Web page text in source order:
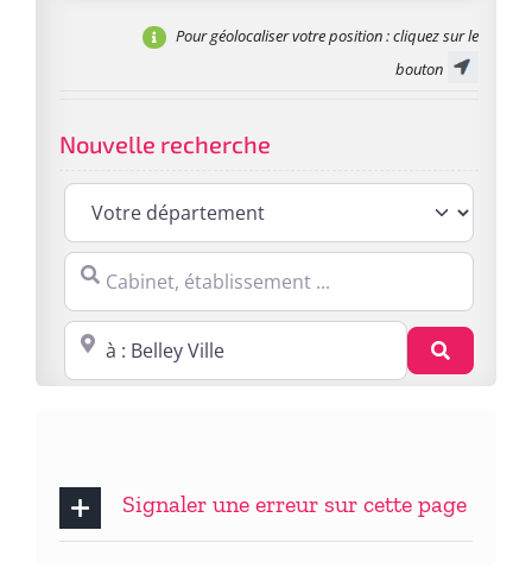
Pour géolocaliser votre position: cliquez sur le
bouton
Nouvelle recherche
Cabinet, établissement ...
Proche de : ville, cp, lieu ...
Signaler une erreur sur cette page